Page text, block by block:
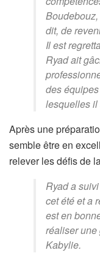
dit, de
Il est
Ryad ait
des
lesquelles il
Après une
semble être en
relever les défis de
Ryad a
cet été et a
est en
réaliser
Kabylie.